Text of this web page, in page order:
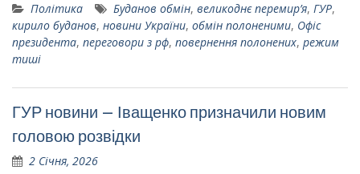
Політика Буданов обмін, великоднє перемир’я, ГУР,
кирило буданов, новини України, обмін полоненими, Офіс
президента, переговори з рф, повернення полонених, режим
тиші
ГУР новини – Іващенко призначили новим
головою розвідки
2 Січня, 2026